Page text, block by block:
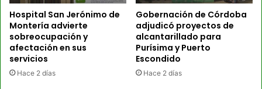
Hospital San Jerónimo de
Montería advierte
sobreocupación y
afectación en sus
servicios
Hace 2 días
Gobernación de Córdoba
adjudicó proyectos de
alcantarillado para
Purísima y Puerto
Escondido
Hace 2 días